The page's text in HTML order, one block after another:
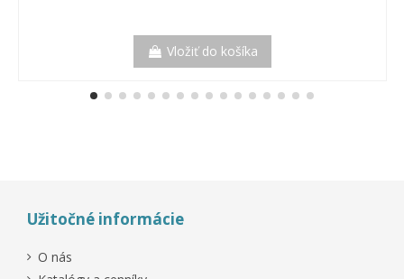
Vložiť do košíka
Užitočné informácie
O nás